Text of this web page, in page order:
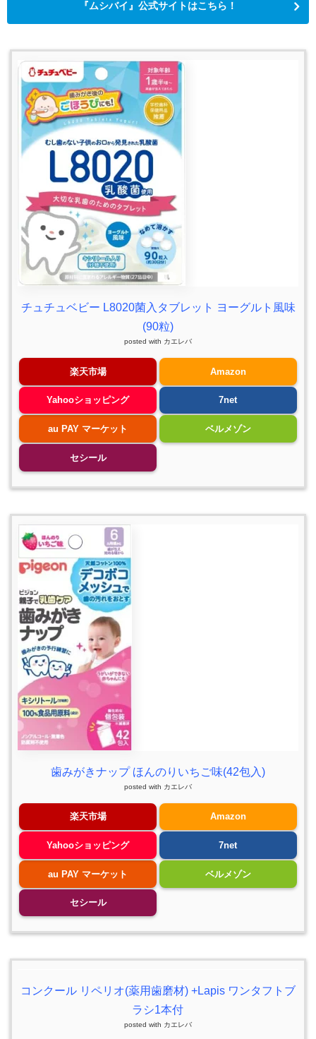
『ムシバイ』公式サイトはこちら！
チュチュベビー L8020菌入タブレット ヨーグルト風味
(90粒)
posted with カエレバ
楽天市場 Amazon
Yahooショッピング 7net
au PAY マーケット ベルメゾン
セシール
歯みがきナップ ほんのりいちご味(42包入)
posted with カエレバ
楽天市場 Amazon
Yahooショッピング 7net
au PAY マーケット ベルメゾン
セシール
コンクール リペリオ(薬用歯磨材) +Lapis ワンタフトブ
ラシ1本付
posted with カエレバ